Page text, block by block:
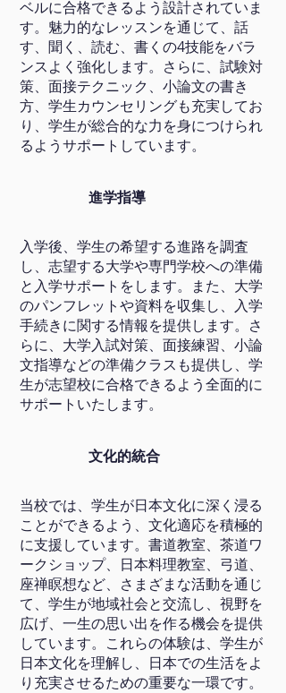
ベルに合格できるよう設計されていま
す。魅力的なレッスンを通じて、話
す、聞く、読む、書くの4技能をバラ
ンスよく強化します。さらに、試験対
策、面接テクニック、小論文の書き
方、学生カウンセリングも充実してお
り、学生が総合的な力を身につけられ
るようサポートしています。
進学指導
入学後、学生の希望する進路を調査
し、志望する大学や専門学校への準備
と入学サポートをします。また、大学
のパンフレットや資料を収集し、入学
手続きに関する情報を提供します。さ
らに、大学入試対策、面接練習、小論
文指導などの準備クラスも提供し、学
生が志望校に合格できるよう全面的に
サポートいたします。
文化的統合
当校では、学生が日本文化に深く浸る
ことができるよう、文化適応を積極的
に支援しています。書道教室、茶道ワ
ークショップ、日本料理教室、弓道、
座禅瞑想など、さまざまな活動を通じ
て、学生が地域社会と交流し、視野を
広げ、一生の思い出を作る機会を提供
しています。これらの体験は、学生が
日本文化を理解し、日本での生活をよ
り充実させるための重要な一環です。